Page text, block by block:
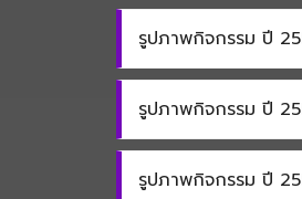
รูปภาพกิจกรรม ปี
รูปภาพกิจกรรม ปี
รูปภาพกิจกรรม ปี